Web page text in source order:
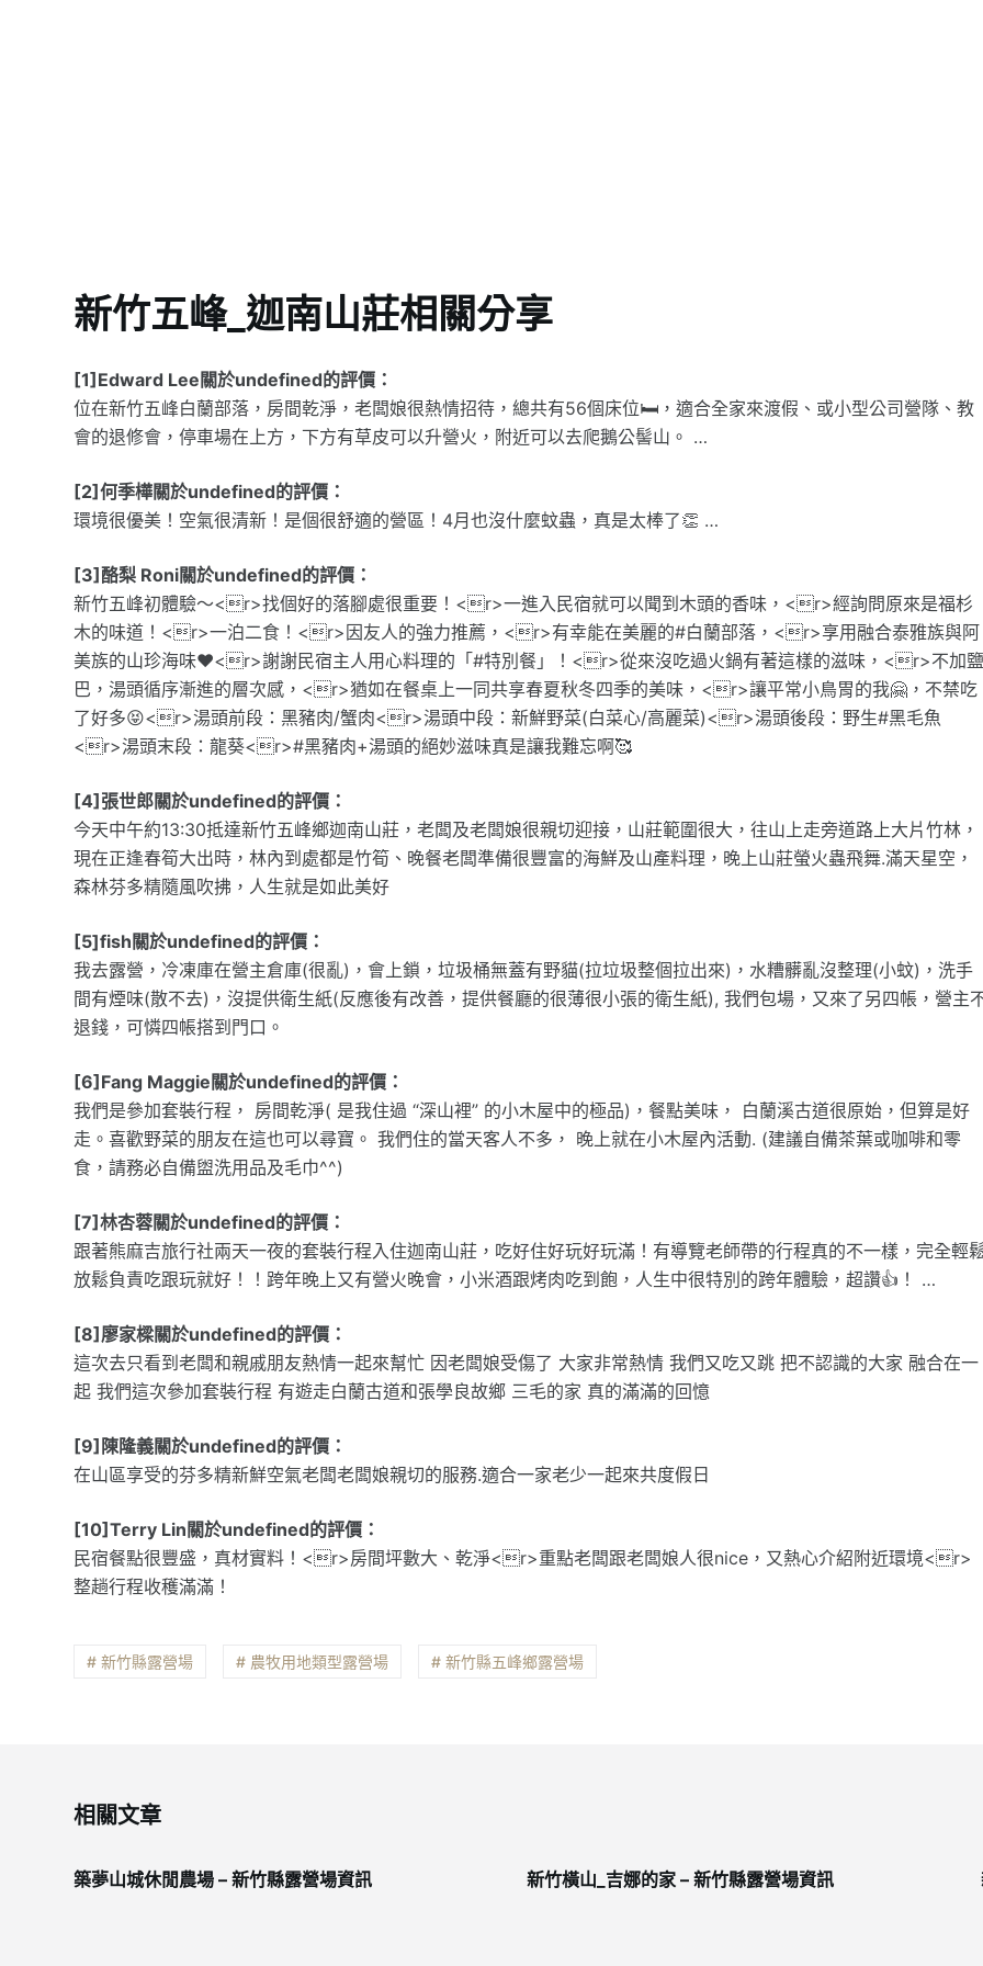
新竹五峰_迦南山莊相關分享
[1]Edward Lee關於undefined的評價：
位在新竹五峰白蘭部落，房間乾淨，老闆娘很熱情招待，總共有56個床位🛏️，適合全家來渡假、或小型公司營隊、教
會的退修會，停車場在上方，下方有草皮可以升營火，附近可以去爬鵝公髻山。 …
[2]何季樺關於undefined的評價：
環境很優美！空氣很清新！是個很舒適的營區！4月也沒什麼蚊蟲，真是太棒了👏 …
[3]酪梨 Roni關於undefined的評價：
新竹五峰初體驗～<r>找個好的落腳處很重要！<r>一進入民宿就可以聞到木頭的香味，<r>經詢問原來是福杉
木的味道！<r>一泊二食！<r>因友人的強力推薦，<r>有幸能在美麗的#白蘭部落，<r>享用融合泰雅族與阿
美族的山珍海味❤️<r>謝謝民宿主人用心料理的「#特別餐」！<r>從來沒吃過火鍋有著這樣的滋味，<r>不加鹽
巴，湯頭循序漸進的層次感，<r>猶如在餐桌上一同共享春夏秋冬四季的美味，<r>讓平常小鳥胃的我🤗，不禁吃
了好多😝<r>湯頭前段：黑豬肉/蟹肉<r>湯頭中段：新鮮野菜(白菜心/高麗菜)<r>湯頭後段：野生#黑毛魚
<r>湯頭末段：龍葵<r>#黑豬肉+湯頭的絕妙滋味真是讓我難忘啊🥰
[4]張世郎關於undefined的評價：
今天中午約13:30抵達新竹五峰鄉迦南山莊，老闆及老闆娘很親切迎接，山莊範圍很大，往山上走旁道路上大片竹林，
現在正逢春筍大出時，林內到處都是竹筍、晚餐老闆準備很豐富的海鮮及山產料理，晚上山莊螢火蟲飛舞.滿天星空，
森林芬多精隨風吹拂，人生就是如此美好
[5]fish關於undefined的評價：
我去露營，冷凍庫在營主倉庫(很亂)，會上鎖，垃圾桶無蓋有野貓(拉垃圾整個拉出來)，水糟髒亂沒整理(小蚊)，洗手
間有煙味(散不去)，沒提供衛生紙(反應後有改善，提供餐廳的很薄很小張的衛生紙), 我們包場，又來了另四帳，營主
退錢，可憐四帳搭到門口。
[6]Fang Maggie關於undefined的評價：
我們是參加套裝行程， 房間乾淨( 是我住過 “深山裡” 的小木屋中的極品)，餐點美味， 白蘭溪古道很原始，但算是好
走。喜歡野菜的朋友在這也可以尋寶。 我們住的當天客人不多， 晚上就在小木屋內活動. (建議自備茶葉或咖啡和零
食，請務必自備盥洗用品及毛巾^^)
[7]林杏蓉關於undefined的評價：
跟著熊麻吉旅行社兩天一夜的套裝行程入住迦南山莊，吃好住好玩好玩滿！有導覽老師帶的行程真的不一樣，完全輕
放鬆負責吃跟玩就好！！跨年晚上又有營火晚會，小米酒跟烤肉吃到飽，人生中很特別的跨年體驗，超讚👍！ …
[8]廖家樑關於undefined的評價：
這次去只看到老闆和親戚朋友熱情一起來幫忙 因老闆娘受傷了 大家非常熱情 我們又吃又跳 把不認識的大家 融合在一
起 我們這次參加套裝行程 有遊走白蘭古道和張學良故鄉 三毛的家 真的滿滿的回憶
[9]陳隆義關於undefined的評價：
在山區享受的芬多精新鮮空氣老闆老闆娘親切的服務.適合一家老少一起來共度假日
[10]Terry Lin關於undefined的評價：
民宿餐點很豐盛，真材實料！<r>房間坪數大、乾淨<r>重點老闆跟老闆娘人很nice，又熱心介紹附近環境<r>
整趟行程收穫滿滿！
# 新竹縣露營場 # 農牧用地類型露營場 # 新竹縣五峰鄉露營場
相關文章
築夢山城休閒農場 – 新竹縣露營場資訊 新竹橫山_吉娜的家 – 新竹縣露營場資訊